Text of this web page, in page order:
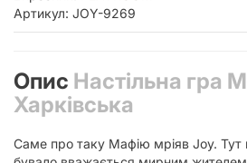
Артикул: JOY-9269
Опис Настільна гра
Харківська
Саме про таку Мафію мріяв Joy. Тут